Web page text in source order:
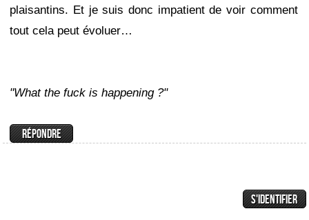
plaisantins. Et je suis donc impatient de voir comment
tout cela peut évoluer…
"What the fuck is happening ?"